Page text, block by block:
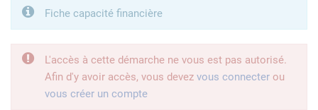
Fiche capacité financière
L'accès à cette démarche ne vous est pas autorisé.
Afin d'y avoir accès, vous devez vous connecter ou
vous créer un compte